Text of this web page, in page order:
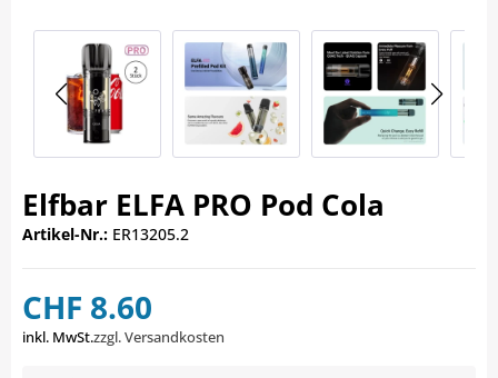
Elfbar ELFA PRO Pod Cola
Artikel-Nr.: ER13205.2
CHF 8.60
inkl. MwSt.zzgl. Versandkosten